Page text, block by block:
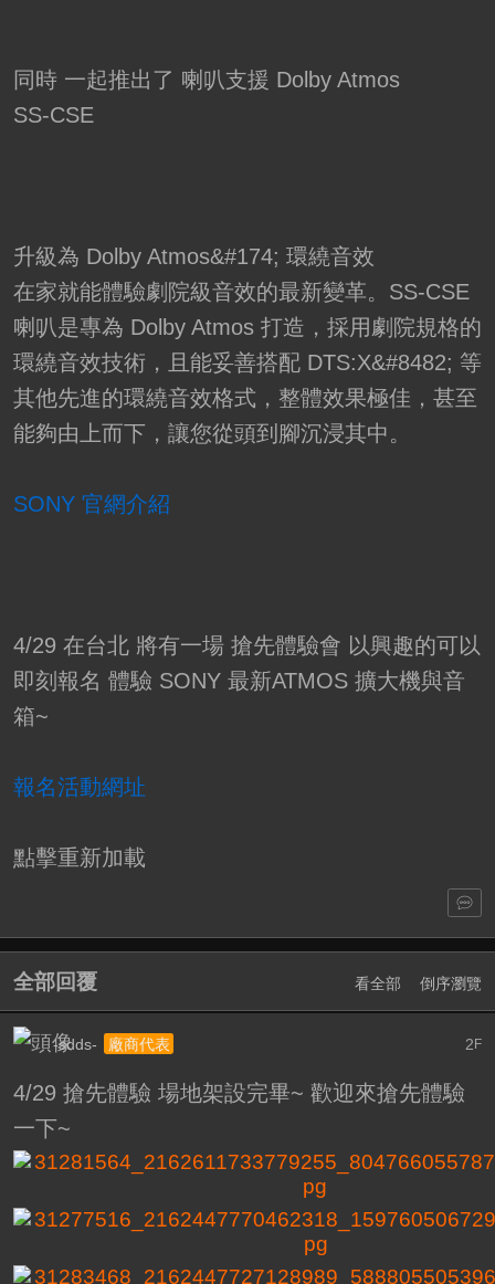
同時 一起推出了 喇叭支援 Dolby Atmos
SS-CSE
升級為 Dolby Atmos&#174; 環繞音效
在家就能體驗劇院級音效的最新變革。SS-CSE
喇叭是專為 Dolby Atmos 打造，採用劇院規格的
環繞音效技術，且能妥善搭配 DTS:X&#8482; 等
其他先進的環繞音效格式，整體效果極佳，甚至
能夠由上而下，讓您從頭到腳沉浸其中。
SONY 官網介紹
4/29 在台北 將有一場 搶先體驗會 以興趣的可以
即刻報名 體驗 SONY 最新ATMOS 擴大機與音
箱~
報名活動網址
點擊重新加載
全部回覆 看全部 倒序瀏覽
2 F
-sdds- 廠商代表
4/29 搶先體驗 場地架設完畢~ 歡迎來搶先體驗
一下~